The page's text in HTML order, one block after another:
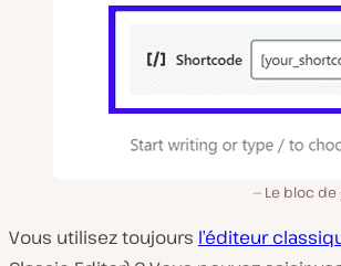
Le bloc
Vous utilisez toujours l’éditeur